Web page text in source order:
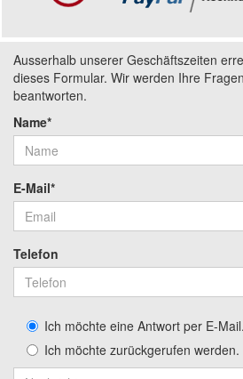
Ausserhalb unserer Geschäftszeiten
dieses Formular. Wir werden Ihre
beantworten.
Name*
E-Mail*
Telefon
Ich möchte eine Antwort per E-Mail.
Ich möchte zurückgerufen werden.